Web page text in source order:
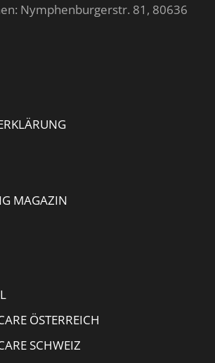
Nymphenburgerstr. 81, 80636
MAGAZIN
ÖSTERREICH
SCHWEIZ